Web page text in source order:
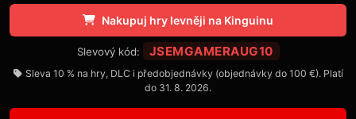
Nakupuj hry levněji na Kinguinu
Slevový kód: JSEMGAMERAUG10
Sleva 10 % na hry, DLC i předobjednávky (objednávky do 100 €). Platí
do 31. 8. 2026.